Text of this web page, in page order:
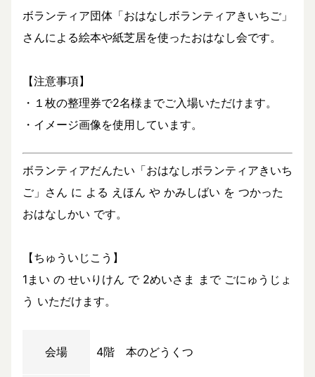
ボランティア団体「おはなしボランティアきいちご」
さんによる絵本や紙芝居を使ったおはなし会です。
【注意事項】
・１枚の整理券で2名様までご入場いただけます。
・イメージ画像を使用しています。
ボランティアだんたい「おはなしボランティアきいち
ご」さん に よる えほん や かみしばい を つかった
おはなしかい です。
【ちゅういじこう】
1まい の せいりけん で 2めいさま まで ごにゅうじょ
う いただけます。
会場 4階 本のどうくつ